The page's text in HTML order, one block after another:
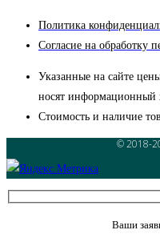
Политика
Согласие на обработку
Указанные на сайте
носят информационный
Стоимость и наличие
© 2018-
Ваши